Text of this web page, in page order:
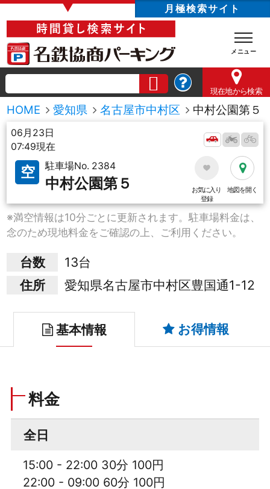
▼ 月極検索サイト
現在地から検索
HOME 愛知県 名古屋市中村区 中村公園第５
06月23日
07:49現在
空 駐車場No. 2384
中村公園第５
お気に入り
登録
地図を開く
※満空情報は10分ごとに更新されます。駐車場料金は、
念のため現地料金をご確認の上、ご利用ください。
台数
13台
住所
愛知県名古屋市中村区豊国通1-12
基本情報 お得情報
料金
全日
15:00 - 22:00 30分 100円
22:00 - 09:00 60分 100円